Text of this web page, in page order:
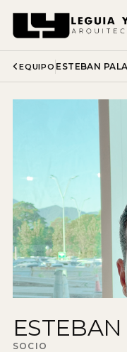
Proyectos
Pensamiento
Prensa
Nosotros
DISCIPLINAS
Arquitectura
EQUIPO ESTEBAN
SOCIO